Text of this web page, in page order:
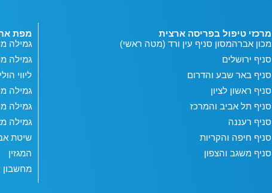
מרכזי טיפול בפריסה ארצית
מכון אברהמסון סניף עין ורד (מטה ראשי)
סניף ירושלים
סניף באר שבע והדרום
סניף ראשון לציון
סניף תל אביב והמרכז
סניף רעננה
סניף חיפה והקריות
סניף משגב והצפון
מפת
גמילה
גמילה
ליווי
גמילה
גמילה
גמילה
שיטת
המגזין
מחשבון